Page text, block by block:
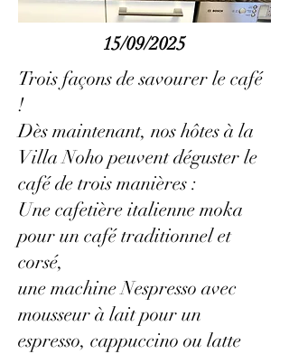
15/09/2025
Trois façons de savourer le café
!
Dès maintenant, nos hôtes à la
Villa Noho peuvent déguster le
café de trois manières :
Une cafetière italienne moka
pour un café traditionnel et
corsé,
une machine Nespresso avec
mousseur à lait pour un
espresso, cappuccino ou latte